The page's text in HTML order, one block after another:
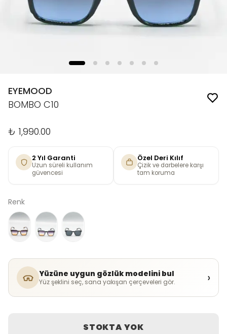
EYEMOOD
BOMBO C10
₺ 1,990.00
2 Yıl Garanti
Uzun süreli kullanım
güvencesi
Özel Deri Kılıf
Çizik ve darbelere karşı
tam koruma
Renk
Yüzüne uygun gözlük modelini bul
Yüz şeklini seç, sana yakışan çerçeveleri gör. ›
STOKTA YOK